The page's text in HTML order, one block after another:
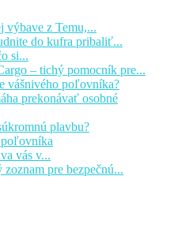
výbave z Temu,...
do kufra pribaliť...
si...
– tichý pomocník pre...
vášnivého poľovníka?
prekonávať osobné
plavbu?
vás v...
pre bezpečnú...